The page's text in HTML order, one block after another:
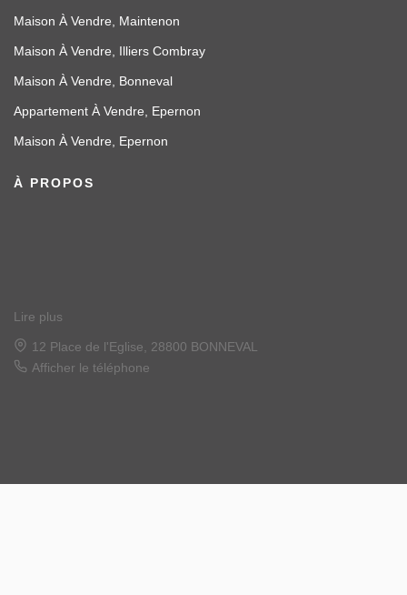
Maison À Vendre, Maintenon
Maison À Vendre, Illiers Combray
Maison À Vendre, Bonneval
Appartement À Vendre, Epernon
Maison À Vendre, Epernon
À PROPOS
Lire plus
22 place de l'église, 28120 ILLIERS COMBRAY
Afficher le téléphone